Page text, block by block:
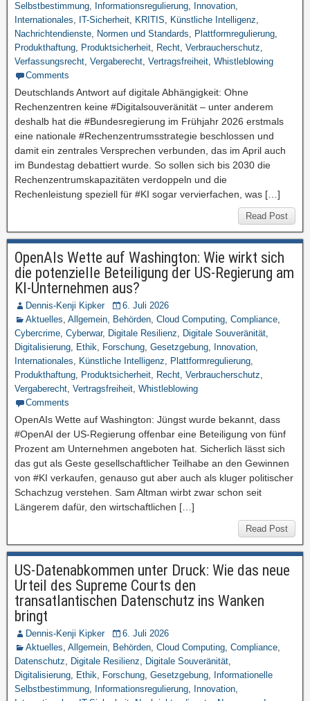
Selbstbestimmung, Informationsregulierung, Innovation,
Internationales, IT-Sicherheit, KRITIS, Künstliche Intelligenz,
Nachrichtendienste, Normen und Standards, Plattformregulierung,
Produkthaftung, Produktsicherheit, Recht, Verbraucherschutz,
Verfassungsrecht, Vergaberecht, Vertragsfreiheit, Whistleblowing
Comments
Deutschlands Antwort auf digitale Abhängigkeit: Ohne
Rechenzentren keine #Digitalsouveränität – unter anderem
deshalb hat die #Bundesregierung im Frühjahr 2026 erstmals
eine nationale #Rechenzentrumsstrategie beschlossen und
damit ein zentrales Versprechen verbunden, das im April auch
im Bundestag debattiert wurde. So sollen sich bis 2030 die
Rechenzentrumskapazitäten verdoppeln und die
Rechenleistung speziell für #KI sogar vervierfachen, was […]
Read Post
OpenAIs Wette auf Washington: Wie wirkt sich
die potenzielle Beteiligung der US-Regierung am
KI-Unternehmen aus?
Dennis-Kenji Kipker
6. Juli 2026
Aktuelles, Allgemein, Behörden, Cloud Computing, Compliance,
Cybercrime, Cyberwar, Digitale Resilienz, Digitale Souveränität,
Digitalisierung, Ethik, Forschung, Gesetzgebung, Innovation,
Internationales, Künstliche Intelligenz, Plattformregulierung,
Produkthaftung, Produktsicherheit, Recht, Verbraucherschutz,
Vergaberecht, Vertragsfreiheit, Whistleblowing
Comments
OpenAIs Wette auf Washington: Jüngst wurde bekannt, dass
#OpenAI der US-Regierung offenbar eine Beteiligung von fünf
Prozent am Unternehmen angeboten hat. Sicherlich lässt sich
das gut als Geste gesellschaftlicher Teilhabe an den Gewinnen
von #KI verkaufen, genauso gut aber auch als kluger politischer
Schachzug verstehen. Sam Altman wirbt zwar schon seit
Längerem dafür, den wirtschaftlichen […]
Read Post
US-Datenabkommen unter Druck: Wie das neue
Urteil des Supreme Courts den
transatlantischen Datenschutz ins Wanken
bringt
Dennis-Kenji Kipker
6. Juli 2026
Aktuelles, Allgemein, Behörden, Cloud Computing, Compliance,
Datenschutz, Digitale Resilienz, Digitale Souveränität,
Digitalisierung, Ethik, Forschung, Gesetzgebung, Informationelle
Selbstbestimmung, Informationsregulierung, Innovation,